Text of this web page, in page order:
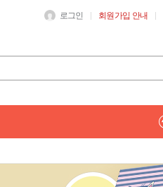
로그인 회원가입 안내